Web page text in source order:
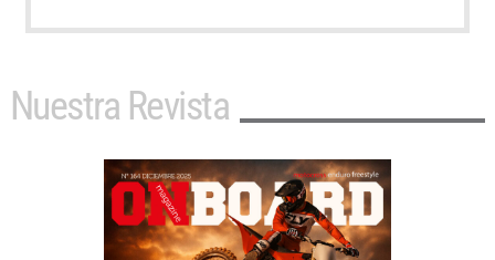
Nuestra Revista